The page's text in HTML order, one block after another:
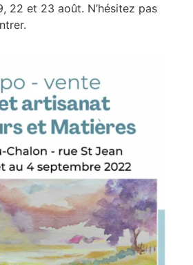
22 et 23 août. N’hésitez pas